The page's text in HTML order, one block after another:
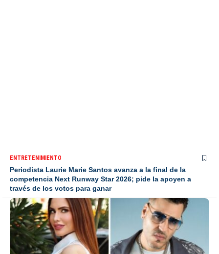
ENTRETENIMIENTO
Periodista Laurie Marie Santos avanza a la final de la
competencia Next Runway Star 2026; pide la apoyen a
través de los votos para ganar